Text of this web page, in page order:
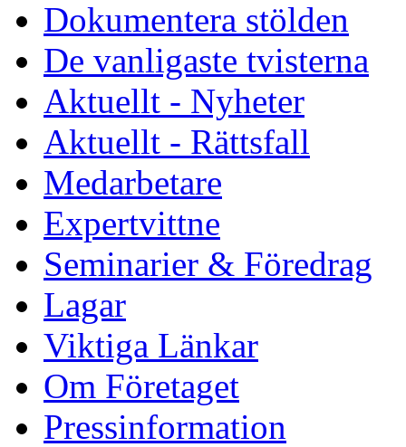
Dokumentera stölden
De vanligaste tvisterna
Aktuellt - Nyheter
Aktuellt - Rättsfall
Medarbetare
Expertvittne
Seminarier & Föredrag
Lagar
Viktiga Länkar
Om Företaget
Pressinformation